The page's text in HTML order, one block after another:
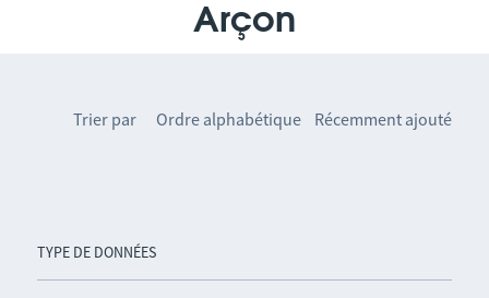
Arçon
TYPE DE DONNÉES
Trier par Ordre alphabétique Récemment ajouté